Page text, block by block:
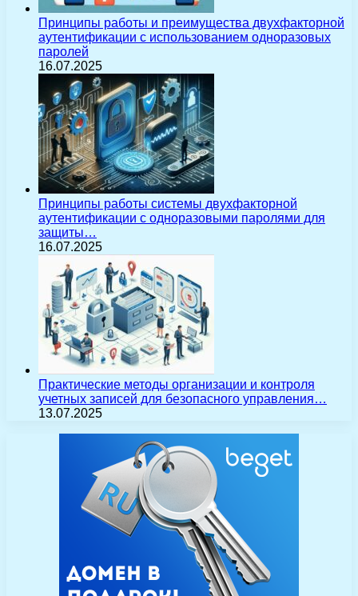
Принципы работы и преимущества двухфакторной
аутентификации с использованием одноразовых
паролей
16.07.2025
Принципы работы системы двухфакторной
аутентификации с одноразовыми паролями для
защиты…
16.07.2025
Практические методы организации и контроля
учетных записей для безопасного управления…
13.07.2025